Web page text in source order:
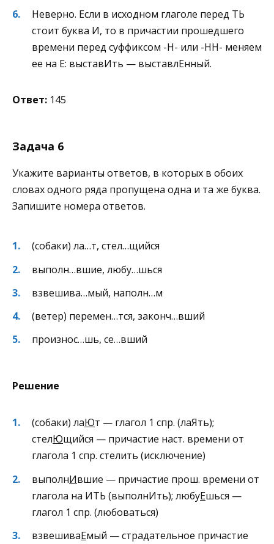
Неверно. Если в исходном глаголе перед ТЬ
стоит буква И, то в причастии прошедшего
времени перед суффиксом -Н- или -НН- меняем
ее на Е: выставИть — выставлЕнный.
Ответ: 145
Задача 6
Укажите варианты ответов, в которых в обоих
словах одного ряда пропущена одна и та же буква.
Запишите номера ответов.
(собаки) ла…т, стел…щийся
выполн…вшие, любу…шься
взвешива…мый, наполн…м
(ветер) перемен…тся, законч…вший
произнос…шь, се…вший
Решение
(собаки) лаЮт — глагол 1 спр. (лаЯть);
стелЮщийся — причастие наст. времени от
глагола 1 спр. стелить (исключение)
выполнИвшие — причастие прош. времени от
глагола на ИТЬ (выполнИть); любуЕшься —
глагол 1 спр. (любоваться)
взвешиваЕмый — страдательное причастие